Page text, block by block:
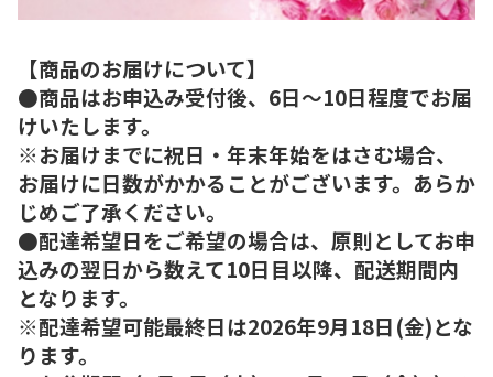
【商品のお届けについて】
●商品はお申込み受付後、6日～10日程度でお届
けいたします。
※お届けまでに祝日・年末年始をはさむ場合、
お届けに日数がかかることがございます。あらか
じめご了承ください。
●配達希望日をご希望の場合は、原則としてお申
込みの翌日から数えて10日目以降、配送期間内
となります。
※配達希望可能最終日は2026年9月18日(金)とな
ります。